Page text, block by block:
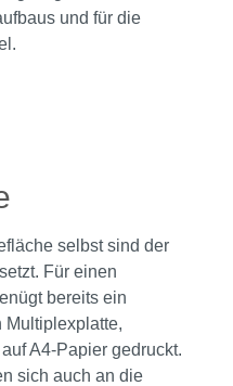
und für die
selbst sind der
Für einen
bereits ein
Multiplexplatte,
A4-Papier gedruckt.
sich auch an die